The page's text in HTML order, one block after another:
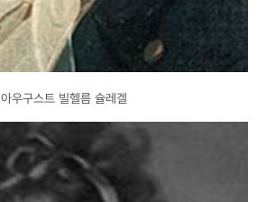
아우구스트 빌헬름 슐레겔